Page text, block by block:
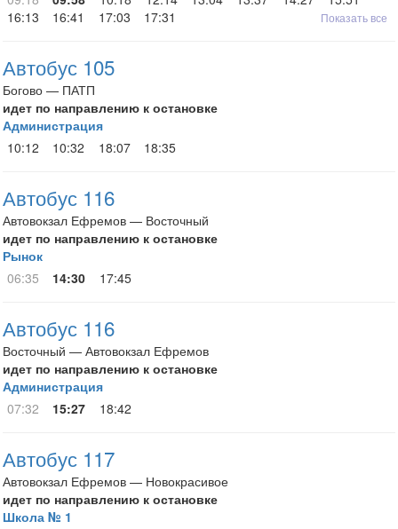
16:13
16:41 17:03 17:31 Показать все
Автобус 105
Богово — ПАТП
идет по направлению к остановке
Администрация
10:12
10:32 18:07 18:35
Автобус 116
Автовокзал Ефремов — Восточный
идет по направлению к остановке
Рынок
06:35
14:30 17:45
Автобус 116
Восточный — Автовокзал Ефремов
идет по направлению к остановке
Администрация
07:32
15:27 18:42
Автобус 117
Автовокзал Ефремов — Новокрасивое
идет по направлению к остановке
Школа № 1